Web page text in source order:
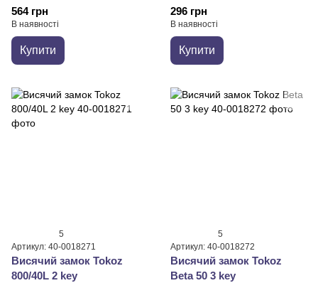
564 грн
В наявності
Купити
296 грн
В наявності
Купити
5
Артикул: 40-0018271
Висячий замок Tokoz
800/40L 2 key
5
Артикул: 40-0018272
Висячий замок Tokoz
Beta 50 3 key